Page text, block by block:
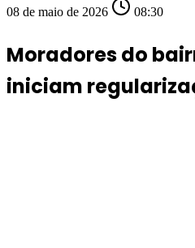
08 de maio de 2026 08:30
Moradores do
iniciam